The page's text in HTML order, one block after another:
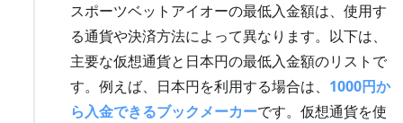
スポーツベットアイオーの最低入金額は、使用す
る通貨や決済方法によって異なります。以下は、
主要な仮想通貨と日本円の最低入金額のリストで
す。例えば、日本円を利用する場合は、 1000円か
ら入金できるブックメーカーです。仮想通貨を使